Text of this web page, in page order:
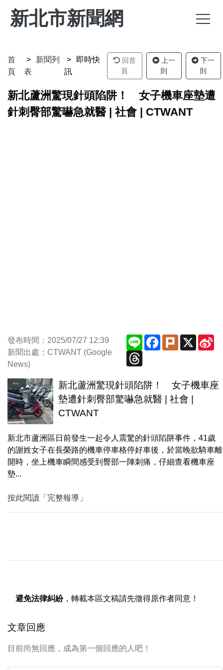
新北市新聞網
首
頁
新聞列
表
即時快
訊
回首
頁
上一
則
下一
則
新北蘆洲驚現針頭陷阱！ 女子機車座墊遭
針刺臀部驚嚇急就醫 | 社會 | CTWANT
發布時間：2025/07/27 12:39
新聞出處：CTWANT (Google
News)
Line Facebook
PlurkX
Threads
新北蘆洲驚現針頭陷阱！ 女子機車座
墊遭針刺臀部驚嚇急就醫 | 社會 |
CTWANT
新北市蘆洲區日前發生一起令人震驚的針頭陷阱事件，41歲
的謝姓女子在長榮路的機車停車格停好車後，於當晚欲騎車離
開時，坐上機車瞬間感受到臀部一陣刺痛，仔細查看機車座
墊...
按此閱讀「完整報導」
避免法律糾紛，轉載本區文稿請先徵得原作者同意！
文章回應
目前尚無回應，成為第一個回應的人吧！